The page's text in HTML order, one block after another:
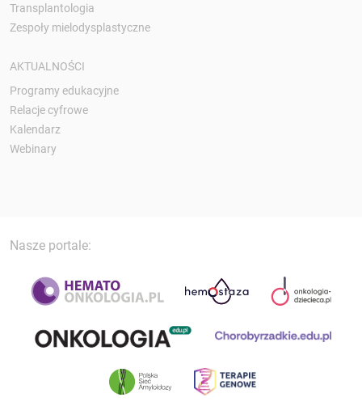
Transplantologia
Zespoły mielodysplastyczne
AKTUALNOŚCI
Programy edukacyjne
Relacje cyfrowe
Kalendarz
Webinary
Nasze portale: